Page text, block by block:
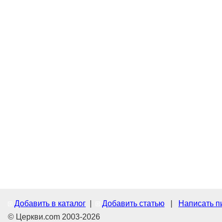
Добавить в каталог Добавить статью
Написать
© Церкви.com 2003-2026